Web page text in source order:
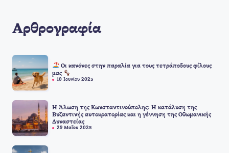
Αρθρογραφία
Οι κανόνες στην παραλία για τους τετράποδους φίλους
μας
10 Ιουνίου 2025
Η Άλωση της Κωνσταντινούπολης: Η κατάλυση της
Βυζαντινής αυτοκρατορίας και η γέννηση της Οθωμανικής
Δυναστείας
29 Μαΐου 2025